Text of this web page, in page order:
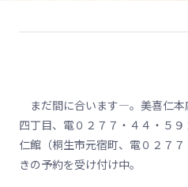
まだ間に合います―。美喜仁本
四丁目、電０２７７・４４・５
仁館（桐生市元宿町、電０２７
きの予約を受け付け中。